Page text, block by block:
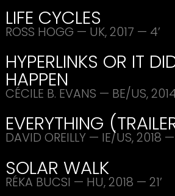
LIFE CYCLES
ROSS HOGG — UK, 2017 — 4’
HYPERLINKS OR IT
HAPPEN
CÉCILE B. EVANS — BE/US,
EVERYTHING (
DAVID OREILLY— IE/US, 2018 —
SOLAR WALK
RÉKA BUCSI — HU, 2018 — 21’